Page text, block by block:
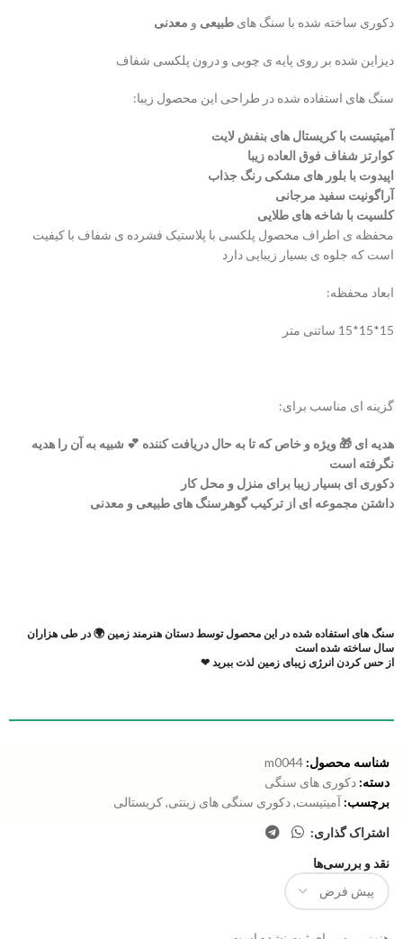
دکوری ساخته شده با سنگ های طبیعی و معدنی
دیزاین شده بر روی پایه ی چوبی و درون پلکسی شفاف
سنگ های استفاده شده در طراحی این محصول زیبا:
آمیتیست با کریستال های بنفش لایت
کوارتز شفاف فوق العاده زیبا
اپیدوت با بلور های مشکی رنگ جذاب
آراگونیت سفید مرجانی
کلسیت با شاخه های طلایی
محفظه ی اطراف محصول پلکسی با پلاستیک فشرده ی شفاف با کیفیت
است که جلوه ی بسیار زیبایی دارد
ابعاد محفظه:
15*15*15 ساتنی متر
گزینه ای مناسب برای:
هدیه ای 🎁 ویژه و خاص که تا به حال دریافت کننده 💕 شبیه به آن را هدیه
نگرفته است
دکوری ای بسیار زیبا برای منزل و محل کار
داشتن مجموعه ای از ترکیب گوهرسنگ های طبیعی و معدنی
سنگ های استفاده شده در این محصول توسط دستان هنرمند زمین 🌍 در طی هزاران
سال ساخته شده است
از حس کردن انرژی زیبای زمین لذت ببرید ❤
شناسه محصول: m0044
دسته: دکوری های سنگی
برچسب: آمیتیست,دکوری سنگی های زینتی,کریستالی
اشتراک گذاری:
نقد و بررسی‌ها